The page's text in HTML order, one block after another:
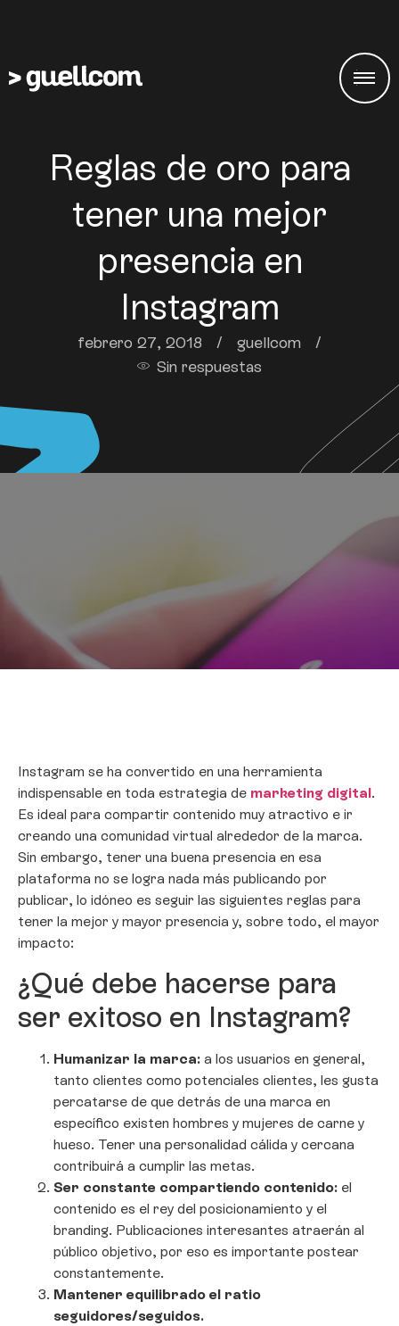
Reglas de oro para
tener una mejor
presencia en
Instagram
febrero 27, 2018 / guellcom
/
Sin respuestas
Instagram se ha convertido en una herramienta
indispensable en toda estrategia de marketing digital.
Es ideal para compartir contenido muy atractivo e ir
creando una comunidad virtual alrededor de la marca.
Sin embargo, tener una buena presencia en esa
plataforma no se logra nada más publicando por
publicar, lo idóneo es seguir las siguientes reglas para
tener la mejor y mayor presencia y, sobre todo, el mayor
impacto:
¿Qué debe hacerse para
ser exitoso en Instagram?
Humanizar la marca: a los usuarios en general,
tanto clientes como potenciales clientes, les gusta
percatarse de que detrás de una marca en
específico existen hombres y mujeres de carne y
hueso. Tener una personalidad cálida y cercana
contribuirá a cumplir las metas.
Ser constante compartiendo contenido: el
contenido es el rey del posicionamiento y el
branding. Publicaciones interesantes atraerán al
público objetivo, por eso es importante postear
constantemente.
Mantener equilibrado el ratio
seguidores/seguidos.